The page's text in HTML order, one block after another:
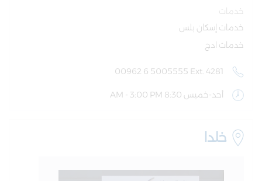
خدمات
خدمات إسكان بلس
خدمات ادج
00962 6 5005555 Ext. 4281
أحد-خميس 8:30 AM - 3:00 PM
خلدا